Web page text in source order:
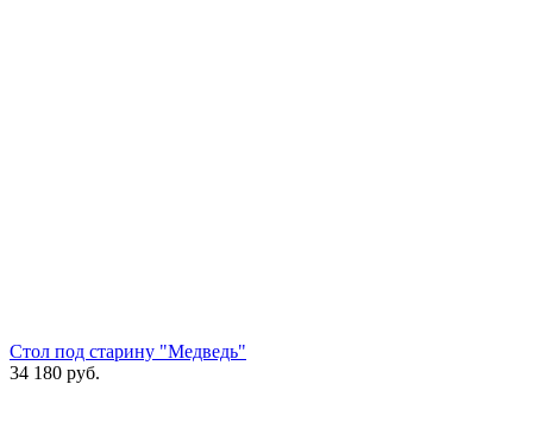
Стол под старину "Медведь"
34 180 руб.